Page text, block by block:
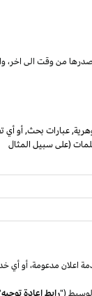
من وقت الى اخر،
عبارات بحث, أو أي
(على سبيل المثال
اعلان مدعومة،أوأي
("رابط إعادة توجيه